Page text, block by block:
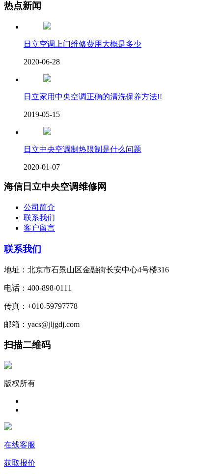
热点新闻
日立空调上门维修费用大概是多少
2020-06-28
日立家用中央空调正确的清洗保养方法!!
2019-05-15
日立中央空调制热限制是什么问题
2020-01-07
海信日立中央空调维修网
公司简介
联系我们
客户留言
联系我们
地址：北京市石景山区金融街长安中心4号楼316
电话：400-898-0111
传真：+010-59797778
邮箱：yacs@jljgdj.com
扫描二维码
版权所有
在线客服
获取报价